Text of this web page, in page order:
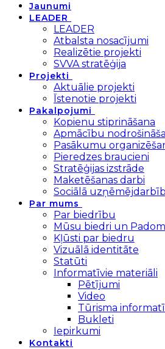
Jaunumi
LEADER
LEADER
Atbalsta nosacījumi
Realizētie projekti
SVVA stratēģija
Projekti
Aktuālie projekti
Īstenotie projekti
Pakalpojumi
Kopienu stiprināšana
Apmācību
Pasākumu
Pieredzes braucieni
Stratēģijas izstrāde
Maketēšanas darbi
Sociālā
Par mums
Par biedrību
Mūsu biedri un
Kļūsti par biedru
Vizuālā identitāte
Statūti
Informatīvie materiāli
Pētījumi
Video
Tūrisma
Bukleti
Iepirkumi
Kontakti